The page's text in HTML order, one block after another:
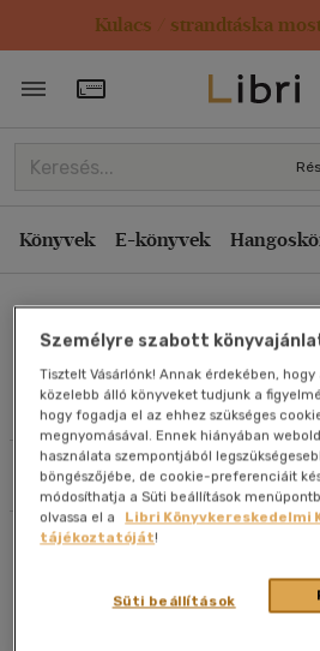
Kulacs / strandtáska
Törzsvásárlói Kártya adatai
Könyvek E-könyvek
Művei
Szűrés
Rendezés
Kiadás éve szerint csökkenő
Ár szerint csökkenő
Eladott darabszám szerint
Eladott darabszám szerint
Cím szerint A-Z
Szerző szerint A-Z
Megjelenítés
20 db / oldal
Személyre szabott
Tisztelt Vásárlónk! Annak érdekében,
közelebb álló könyveket tudjunk a
hogy fogadja el az ehhez szükséges
megnyomásával. Ennek hiányában
használata szempontjából
böngészőjébe, de cookie-preferenciáit
módosíthatja a Süti beállítások
olvassa el a
Libri Könyvkereskedelmi
tájékoztatóját!
Süti beállítások